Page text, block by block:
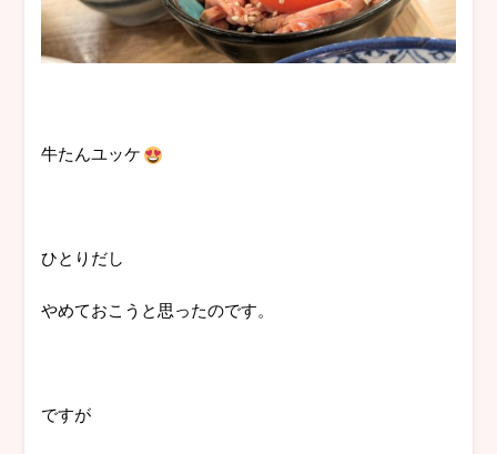
牛たんユッケ
ひとりだし
やめておこうと思ったのです。
ですが